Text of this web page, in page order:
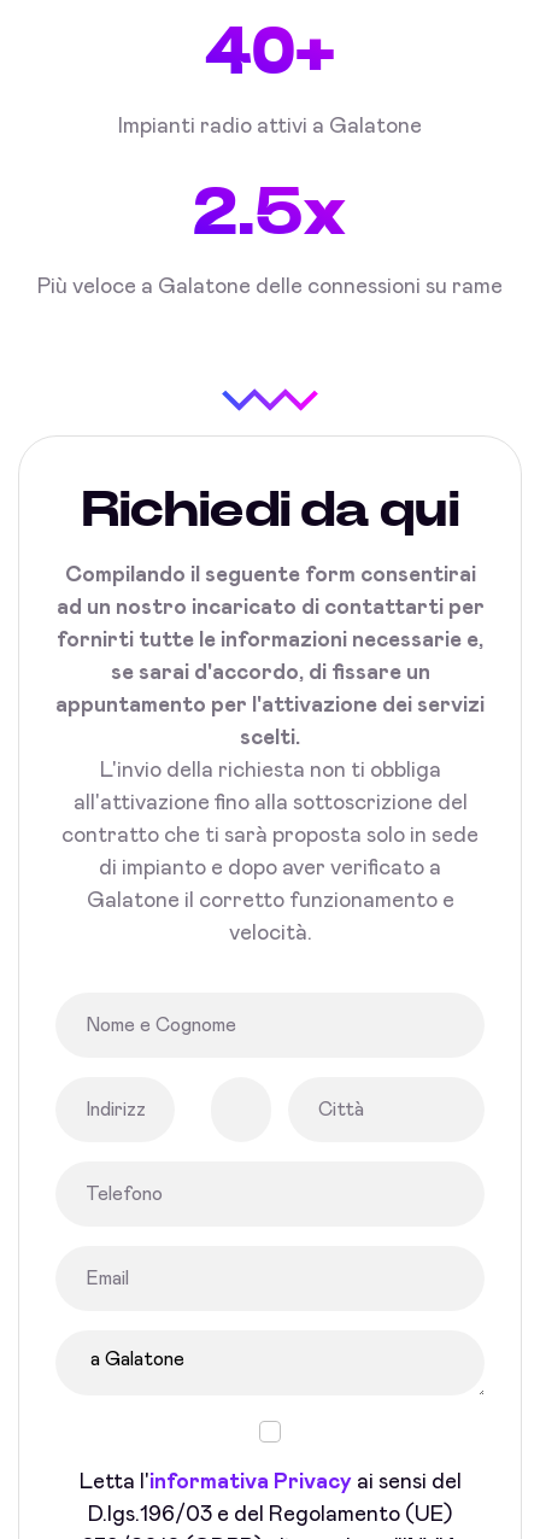
40+
Impianti radio attivi a Galatone
2.5x
Più veloce a Galatone delle connessioni su rame
Richiedi da qui
Compilando il seguente form consentirai
ad un nostro incaricato di contattarti per
fornirti tutte le informazioni necessarie e,
se sarai d'accordo, di fissare un
appuntamento per l'attivazione dei servizi
scelti.
L'invio della richiesta non ti obbliga
all'attivazione fino alla sottoscrizione del
contratto che ti sarà proposta solo in sede
di impianto e dopo aver verificato a
Galatone il corretto funzionamento e
velocità.
Letta l'informativa Privacyai sensi del
D.lgs.196/03 e del Regolamento (UE)